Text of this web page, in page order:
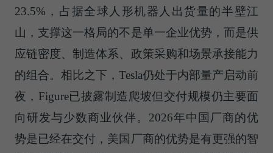
23.5%，占据全球人形机器人出货量的半壁江
山，支撑这一格局的不是单一企业优势，而是供
应链密度、制造体系、政策采购和场景承接能力
的组合。相比之下，Tesla仍处于内部量产启动前
夜，Figure已披露制造爬坡但交付规模仍主要面
向研发与少数商业伙伴。2026年中国厂商的优
势是已经在交付，美国厂商的优势是有更强的智